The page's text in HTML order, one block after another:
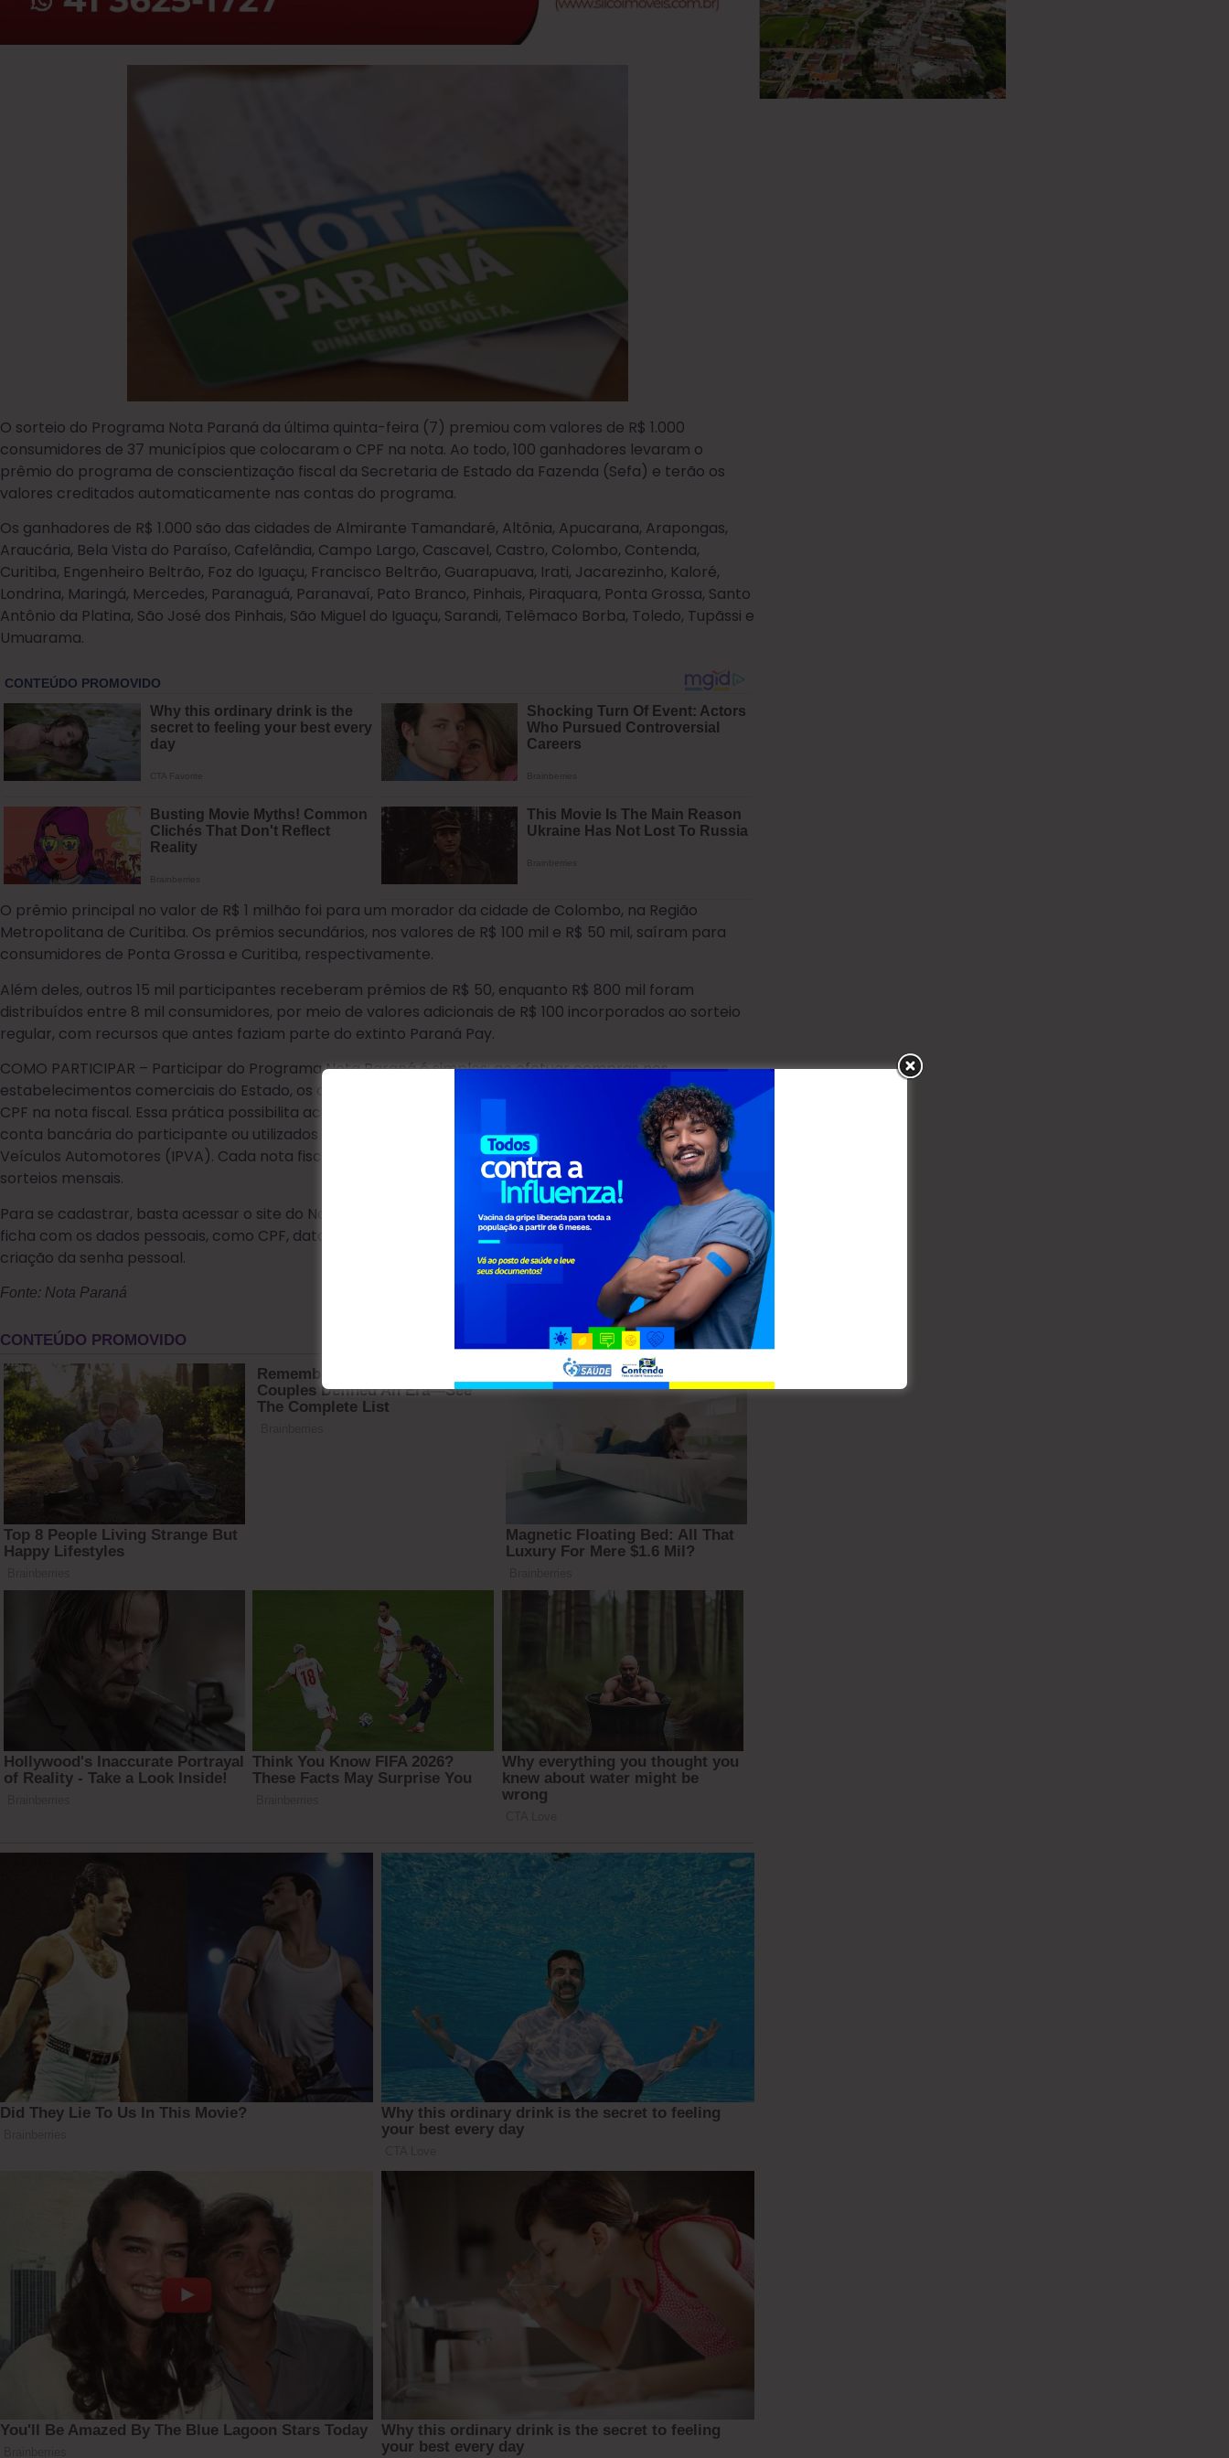
O sorteio do Programa Nota Paraná da última quinta-feira (7) premiou com valores de R$ 1.000
consumidores de 37 municípios que colocaram o CPF na nota. Ao todo, 100 ganhadores levaram o
prêmio do programa de conscientização fiscal da Secretaria de Estado da Fazenda (Sefa) e terão os
valores creditados automaticamente nas contas do programa.
Os ganhadores de R$ 1.000 são das cidades de Almirante Tamandaré, Altônia, Apucarana, Arapongas,
Araucária, Bela Vista do Paraíso, Cafelândia, Campo Largo, Cascavel, Castro, Colombo, Contenda,
Curitiba, Engenheiro Beltrão, Foz do Iguaçu, Francisco Beltrão, Guarapuava, Irati, Jacarezinho, Kaloré,
Londrina, Maringá, Mercedes, Paranaguá, Paranavaí, Pato Branco, Pinhais, Piraquara, Ponta Grossa, Santo
Antônio da Platina, São José dos Pinhais, São Miguel do Iguaçu, Sarandi, Telêmaco Borba, Toledo, Tupãssi e
Umuarama.
O prêmio principal no valor de R$ 1 milhão foi para um morador da cidade de Colombo, na Região
Metropolitana de Curitiba. Os prêmios secundários, nos valores de R$ 100 mil e R$ 50 mil, saíram para
consumidores de Ponta Grossa e Curitiba, respectivamente.
Além deles, outros 15 mil participantes receberam prêmios de R$ 50, enquanto R$ 800 mil foram
distribuídos entre 8 mil consumidores, por meio de valores adicionais de R$ 100 incorporados ao sorteio
regular, com recursos que antes faziam parte do extinto Paraná Pay.
COMO PARTICIPAR – Participar do Programa Nota Paraná é simples: ao efetuar compras nos
estabelecimentos comerciais do Estado, os consumidores cadastrados devem solicitar a inclusão do
CPF na nota fiscal. Essa prática possibilita acumular créditos, os quais podem ser transferidos para a
conta bancária do participante ou utilizados para abater valores do Imposto sobre a Propriedade de
Veículos Automotores (IPVA). Cada nota fiscal com CPF inserido gera bilhetes para concorrer nos
sorteios mensais.
Para se cadastrar, basta acessar o site do Nota Paraná, clicar na opção “cadastre-se” e preencher a
ficha com os dados pessoais, como CPF, data de nascimento, nome completo, CEP e endereço para
criação da senha pessoal.
Fonte: Nota Paraná